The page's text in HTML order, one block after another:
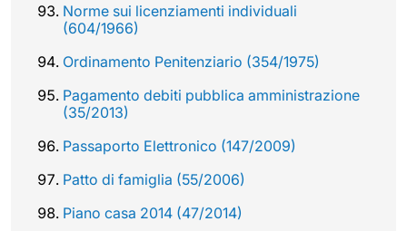
Norme sui licenziamenti individuali
(604/1966)
Ordinamento Penitenziario (354/1975)
Pagamento debiti pubblica amministrazione
(35/2013)
Passaporto Elettronico (147/2009)
Patto di famiglia (55/2006)
Piano casa 2014 (47/2014)